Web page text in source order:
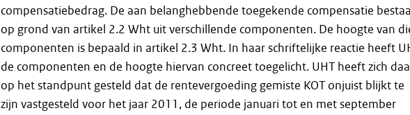
compensatiebedrag. De aan belanghebbende toegekende compensatie
op grond van artikel 2.2 Wht uit verschillende componenten. De hoogte van
componenten is bepaald in artikel 2.3 Wht. In haar schriftelijke reactie heeft
de componenten en de hoogte hiervan concreet toegelicht. UHT heeft zich
op het standpunt gesteld dat de rentevergoeding gemiste KOT onjuist blijkt te
zijn vastgesteld voor het jaar 2011, de periode januari tot en met september